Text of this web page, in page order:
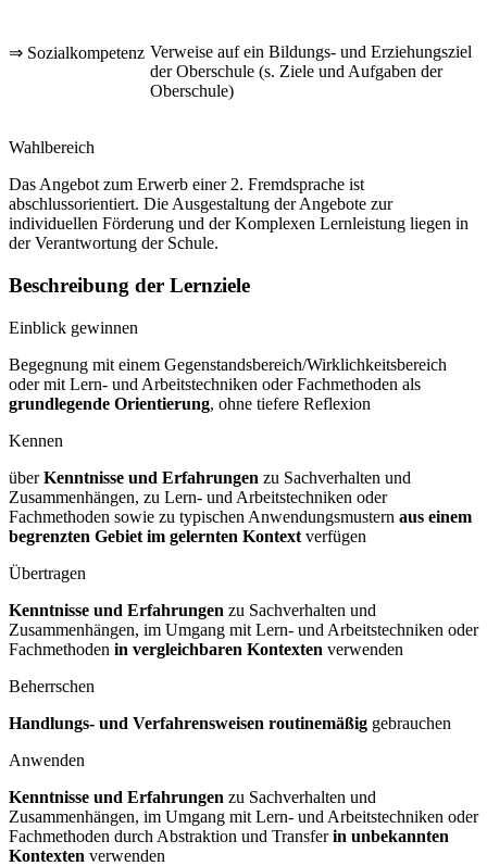
⇒ Sozialkompetenz Verweise auf ein Bildungs- und Erziehungsziel
der Oberschule (s. Ziele und Aufgaben der
Oberschule)
Wahlbereich
Das Angebot zum Erwerb einer 2. Fremdsprache ist
abschlussorientiert. Die Ausgestaltung der Angebote zur
individuellen Förderung und der Komplexen Lernleistung liegen in
der Verantwortung der Schule.
Beschreibung der Lernziele
Einblick gewinnen
Begegnung mit einem Gegenstandsbereich/Wirklichkeitsbereich
oder mit Lern- und Arbeitstechniken oder Fachmethoden als
grundlegende Orientierung, ohne tiefere Reflexion
Kennen
überKenntnisse und Erfahrungen zu Sachverhalten und
Zusammenhängen, zu Lern- und Arbeitstechniken oder
Fachmethoden sowie zu typischen Anwendungsmustern aus einem
begrenzten Gebiet im gelernten Kontext verfügen
Übertragen
Kenntnisse und Erfahrungen zu Sachverhalten und
Zusammenhängen, im Umgang mit Lern- und Arbeitstechniken oder
Fachmethoden in vergleichbaren Kontexten verwenden
Beherrschen
Handlungs- und Verfahrensweisen routinemäßig gebrauchen
Anwenden
Kenntnisse und Erfahrungen zu Sachverhalten und
Zusammenhängen, im Umgang mit Lern- und Arbeitstechniken oder
Fachmethoden durch Abstraktion und Transferin unbekannten
Kontexten verwenden